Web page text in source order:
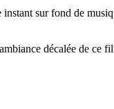
sur fond de
décalée de ce